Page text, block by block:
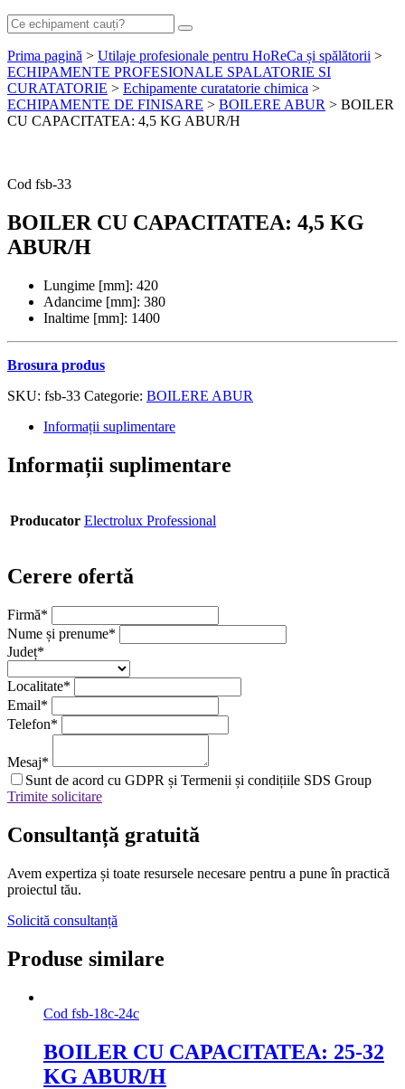
Prima pagină > Utilaje profesionale pentru HoReCa și spălătorii >
ECHIPAMENTE PROFESIONALE SPALATORIE SI
CURATATORIE > Echipamente curatatorie chimica >
ECHIPAMENTE DE FINISARE > BOILERE ABUR > BOILER
CU CAPACITATEA: 4,5 KG ABUR/H
Cod fsb-33
BOILER CU CAPACITATEA: 4,5 KG
ABUR/H
Lungime [mm]: 420
Adancime [mm]: 380
Inaltime [mm]: 1400
Brosura produs
SKU: fsb-33 Categorie: BOILERE ABUR
Informații suplimentare
Informații suplimentare
Producator Electrolux Professional
Cerere ofertă
Firmă*
Nume și prenume*
Județ*
Localitate*
Email*
Telefon*
Mesaj*
Sunt de acord cu GDPR și Termenii și condițiile SDS Group
Trimite solicitare
Consultanță gratuită
Avem expertiza și toate resursele necesare pentru a pune în practică
proiectul tău.
Solicită consultanță
Produse similare
Cod fsb-18c-24c
BOILER CU CAPACITATEA: 25-32
KG ABUR/H